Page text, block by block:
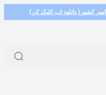
کشور( دانلود اپ کلیک کن)